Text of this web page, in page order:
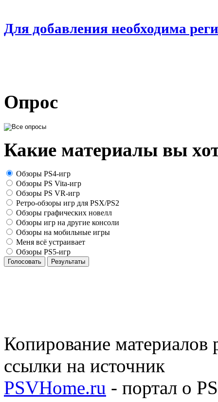
Для добавления необходима
Опрос
Какие материалы вы
Обзоры PS4-игр
Обзоры PS Vita-игр
Обзоры PS VR-игр
Ретро-обзоры игр для PSX/PS2
Обзоры графических новелл
Обзоры игр на другие консоли
Обзоры на мобильные игры
Меня всё устраивает
Обзоры PS5-игр
Голосовать Результаты
Копирование материалов
ссылки на источник
PSVHome.ru - портал о